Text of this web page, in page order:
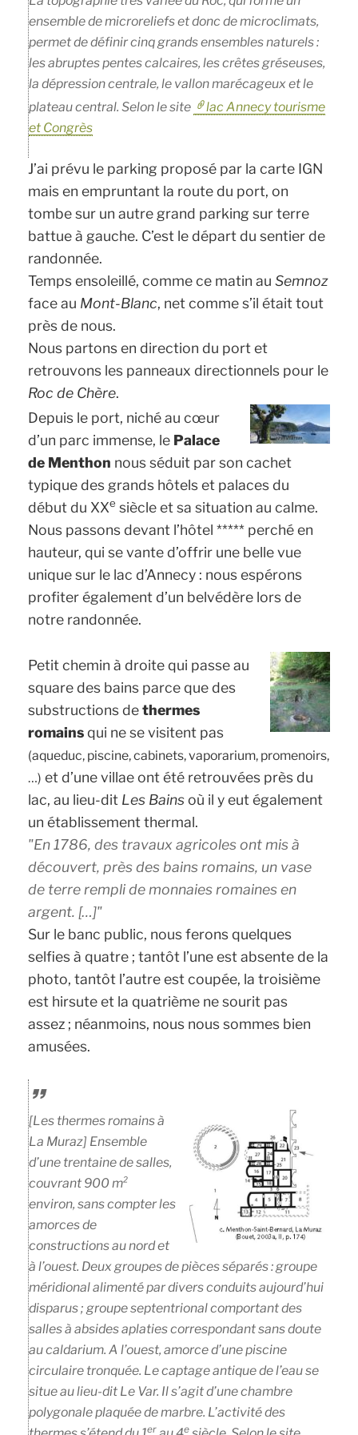
ensemble de microreliefs et donc de microclimats,
permet de définir cinq grands ensembles naturels :
les abruptes pentes calcaires, les crêtes gréseuses,
la dépression centrale, le vallon marécageux et le
plateau central. Selon le site
lac Annecy tourisme
et Congrès
J’ai prévu le parking proposé par la carte IGN
mais en empruntant la route du port, on
tombe sur un autre grand parking sur terre
battue à gauche. C’est le départ du sentier de
randonnée.
Temps ensoleillé, comme ce matin auSemnoz
face au Mont-Blanc, net comme s’il était tout
près de nous.
Nous partons en direction du port et
retrouvons les panneaux directionnels pour le
Roc de Chère.
Depuis le port, niché au cœur
d’un parc immense, le Palace
de Menthon nous séduit par son cachet
typique des grands hôtels et palaces du
début du XXe siècle et sa situation au calme.
Nous passons devant l’hôtel ***** perché en
hauteur, qui se vante d’offrir une belle vue
unique sur le lac d’Annecy : nous espérons
profiter également d’un belvédère lors de
notre randonnée.
Petit chemin à droite qui passe au
square des bains parce que des
substructions dethermes
romainsqui ne se visitent pas
(aqueduc, piscine, cabinets, vaporarium, promenoirs,
…) et d’une villae ont été retrouvées près du
lac, au lieu-dit Les Bainsoù il y eut également
un établissement thermal.
En 1786, des travaux agricoles ont mis à
découvert, près des bains romains, un vase
de terre rempli de monnaies romaines en
argent. […]
Sur le banc public, nous ferons quelques
selfies à quatre ; tantôt l’une est absente de la
photo, tantôt l’autre est coupée, la troisième
est hirsute et la quatrième ne sourit pas
assez ; néanmoins, nous nous sommes bien
amusées.
[Les thermes romains à
La Muraz] Ensemble
d’une trentaine de salles,
couvrant 900 m²
environ, sans compter les
amorces de
constructions au nord et
à l’ouest. Deux groupes de pièces séparés : groupe
méridional alimenté par divers conduits aujourd’hui
disparus ; groupe septentrional comportant des
salles à absides aplaties correspondant sans doute
au caldarium. A l’ouest, amorce d’une piscine
circulaire tronquée. Le captage antique de l’eau se
situe au lieu-dit Le Var. Il s’agit d’une chambre
polygonale plaquée de marbre. L’activité des
er e